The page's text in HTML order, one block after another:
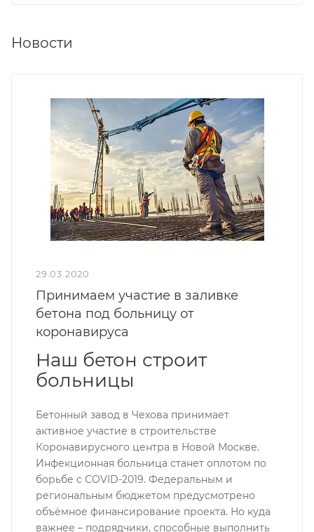
Новости
29.03.2020
Принимаем участие в заливке
бетона под больницу от
коронавируса
Наш бетон строит
больницы
Бетонный завод в Чехова принимает
активное участие в строительстве
Коронавирусного центра в Новой Москве.
Инфекционная больница станет оплотом по
борьбе с COVID-2019. Федеральным и
региональным бюджетом предусмотрено
объёмное финансирование проекта. Но куда
важнее – подрядчики, способные выполнить